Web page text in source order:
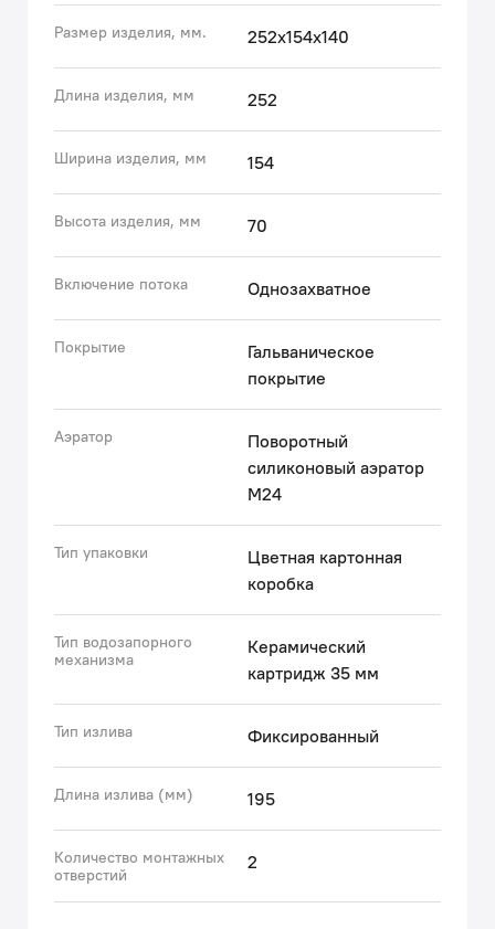
как новый.
Встраиваемая часть смесителя в комплекте.
(с) Авторский текст, сентябрь 2022 г.
Размер изделия, мм. 252x154x140
Длина изделия, мм 252
Ширина изделия, мм 154
Высота изделия, мм 70
Включение потока Однозахватное
Покрытие
Гальваническое
покрытие
Аэратор
Поворотный
силиконовый аэратор
M24
Тип упаковки
Цветная картонная
коробка
Тип водозапорного
механизма
Керамический
картридж 35 мм
Тип излива Фиксированный
Длина излива (мм) 195
Количество монтажных
отверстий
2